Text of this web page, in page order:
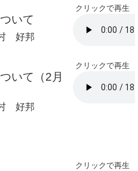
いて
好邦
クリックで再生
いて（2月
好邦
クリックで再生
クリックで再生